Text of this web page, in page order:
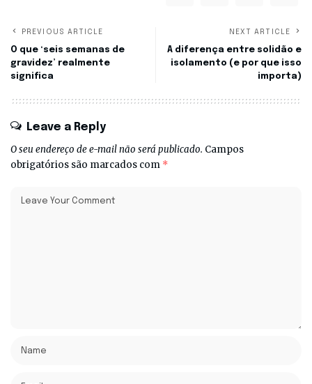
PREVIOUS ARTICLE
O que ‘seis semanas de
gravidez’ realmente
significa
NEXT ARTICLE
A diferença entre solidão e
isolamento (e por que isso
importa)
Leave a Reply
O seu endereço de e-mail não será publicado. Campos
obrigatórios são marcados com *